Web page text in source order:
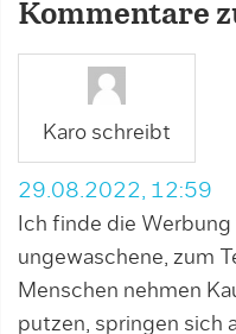
Kommentare
Karo schreibt
29.08.2022, 12:59
Ich finde die
ungewaschene, zum
Menschen nehmen
putzen, springen sich